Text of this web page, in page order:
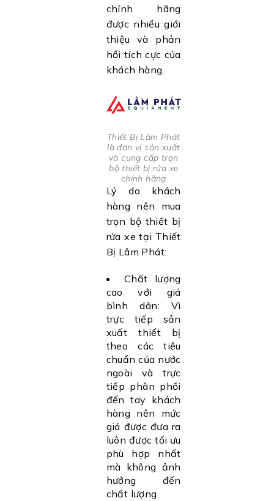
chính hãng
được nhiều giới
thiệu và phản
hồi tích cực của
khách hàng.
Thiết Bị Lâm Phát
là đơn vị sản xuất
và cung cấp trọn
bộ thiết bị rửa xe
chính hãng
Lý do khách
hàng nên mua
trọn bộ thiết bị
rửa xe tại Thiết
Bị Lâm Phát:
Chất lượng
cao với giá
bình dân: Vì
trực tiếp sản
xuất thiết bị
theo các tiêu
chuẩn của nước
ngoài và trực
tiếp phân phối
đến tay khách
hàng nên mức
giá được đưa ra
luôn được tối ưu
phù hợp nhất
mà không ảnh
hưởng đến
chất lượng.